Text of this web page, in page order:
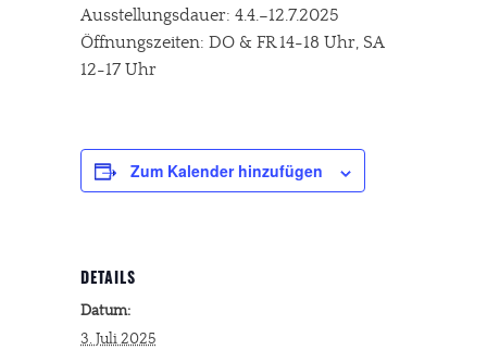
Ausstellungsdauer: 4.4.–12.7.2025
Öffnungszeiten: DO & FR 14-18 Uhr, SA
12-17 Uhr
Zum Kalender hinzufügen
DETAILS
Datum:
3. Juli 2025